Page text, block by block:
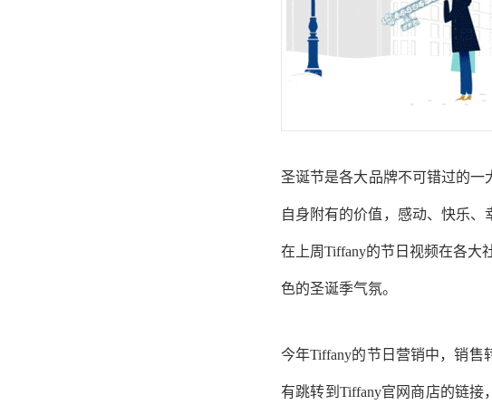
圣诞节是各大品牌不可错过的
自身附有的价值，感动、快乐、
在上周Tiffany的节日视频在各大
色的圣诞季气氛。
今年Tiffany的节日营销中，销
有跳转到Tiffany官网商店的链接